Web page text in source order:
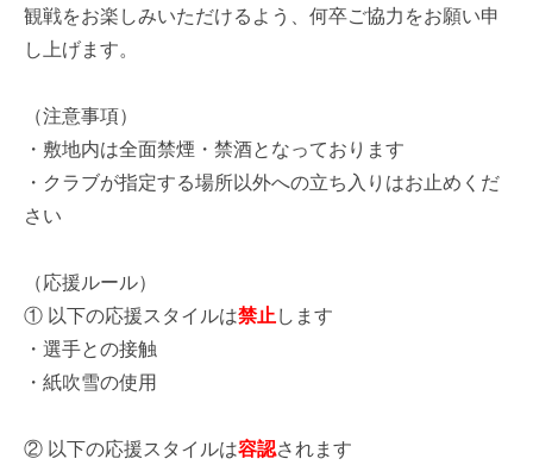
観戦をお楽しみいただけるよう、何卒ご協力をお願い申
し上げます。
（注意事項）
・敷地内は全面禁煙・禁酒となっております
・クラブが指定する場所以外への立ち入りはお止めくだ
さい
（応援ルール）
① 以下の応援スタイルは禁止します
・選手との接触
・紙吹雪の使用
② 以下の応援スタイルは容認されます